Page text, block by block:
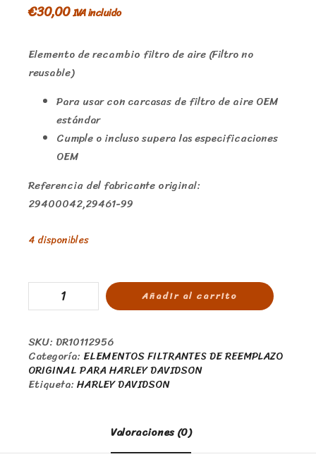
€30,00IVA incluido
Elemento de recambio filtro de aire (Filtro no
reusable)
Para usar con carcasas de filtro de aire OEM
estándar
Cumple o incluso supera las especificaciones
OEM
Referencia del fabricante original:
29400042,29461-99
4 disponibles
Añadir al carrito
SKU: DR10112956
Categoría: ELEMENTOS FILTRANTES DE REEMPLAZO
ORIGINAL PARA HARLEY DAVIDSON
Etiqueta:HARLEY DAVIDSON
Valoraciones (0)